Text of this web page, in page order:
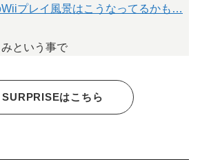
プレイ風景はこうなってるかも…
という事で
はこちら